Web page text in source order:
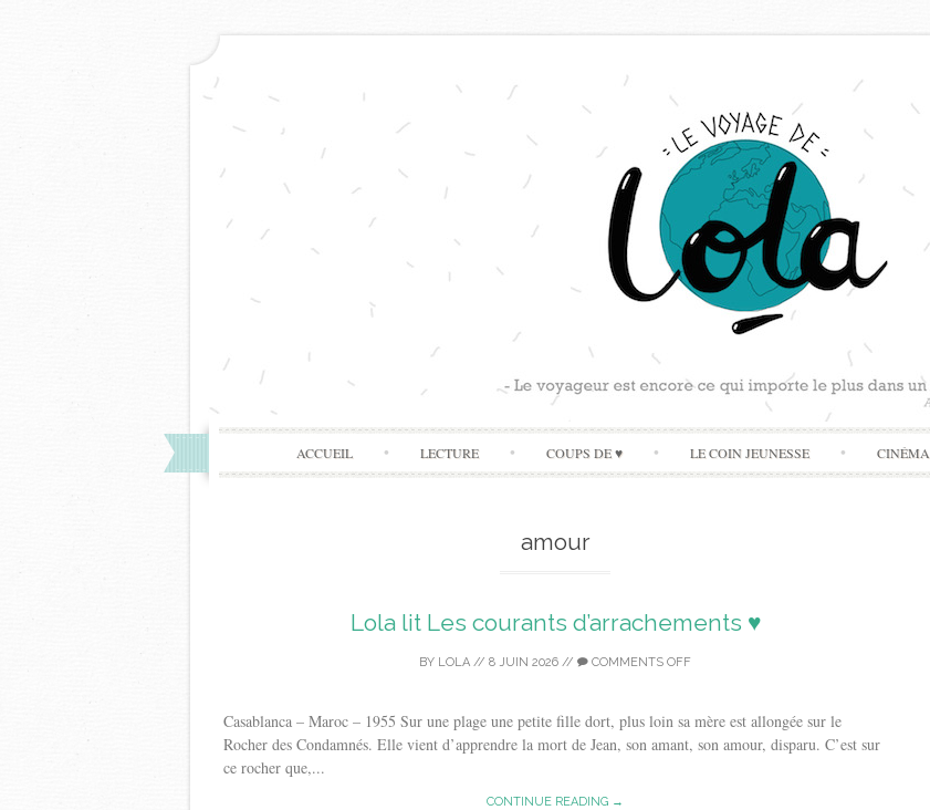
Skip
to
ACCUEIL LECTURE COUPS DE ♥ LE COIN JEUNESSE CINÉMA
amour
Lola lit Les courants d’arrachements ♥
BY LOLA // 8 JUIN 2026 // COMMENTS OFF
Casablanca – Maroc – 1955 Sur une plage une petite fille dort, plus loin sa mère est allongée sur le
Rocher des Condamnés. Elle vient d’apprendre la mort de Jean, son amant, son amour, disparu. C’est sur
ce rocher que,...
CONTINUE READING →